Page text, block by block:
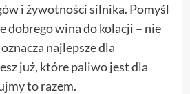
i żywotności silnika. Pomyśl
dobrego wina do kolacji – nie
najlepsze dla
już, które paliwo jest dla
to razem.